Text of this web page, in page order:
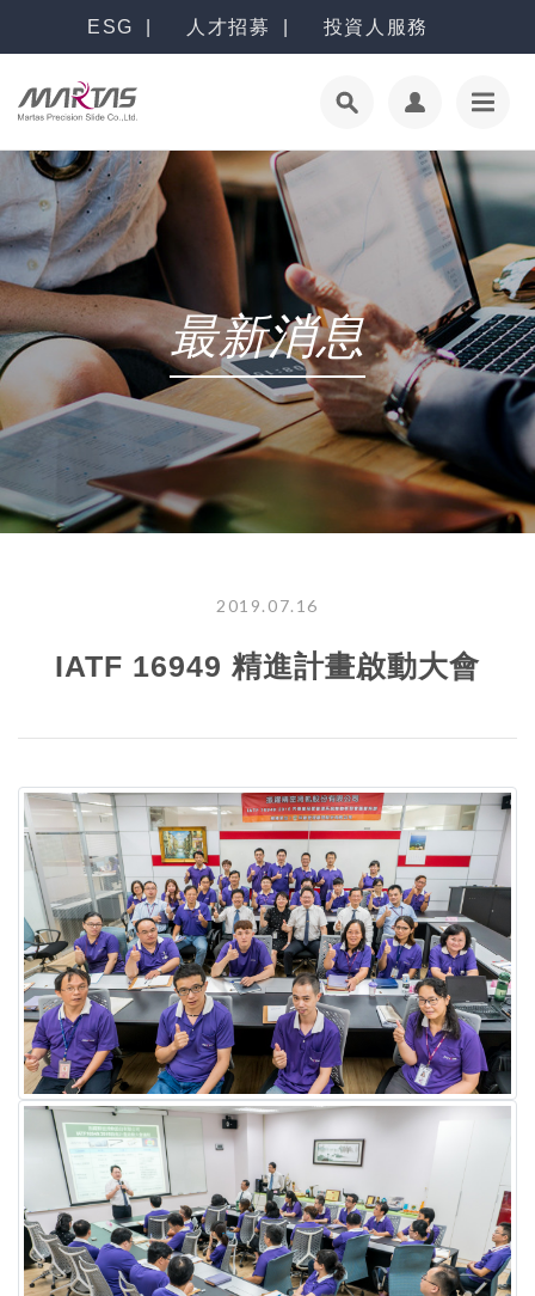
ESG 人才招募 投資人服務
最新消息
2019.07.16
IATF 16949 精進計畫啟動大會